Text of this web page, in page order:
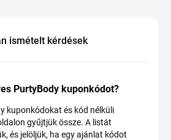
ismételt kérdések
PurtyBody kuponkódot?
kuponkódokat és kód nélküli
gyűjtjük össze. A listát
és jelöljük, ha egy ajánlat kódot